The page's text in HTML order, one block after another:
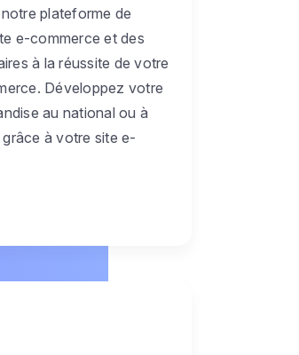
plateforme de
e-commerce et des
à la réussite de votre
Développez votre
au national ou à
à votre site e-